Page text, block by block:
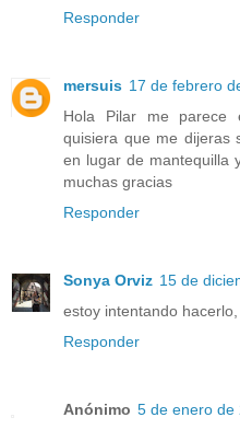
Responder
mersuis 17 de febrero
Hola Pilar me parece
quisiera que me dijeras
en lugar de mantequilla
muchas gracias
Responder
Sonya Orviz 15 de
estoy intentando
Responder
Anónimo 5 de enero de